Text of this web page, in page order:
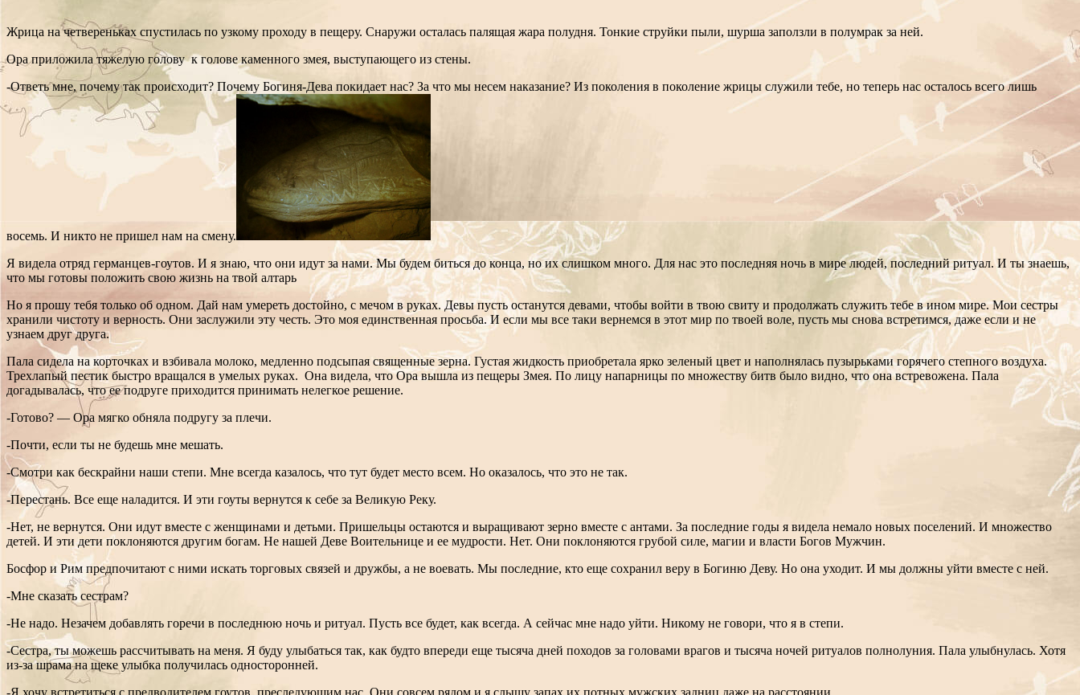
Жрица на четвереньках спустилась по узкому проходу в пещеру. Снаружи осталась палящая жара полудня. Тонкие струйки пыли, шурша заползли в полумрак за ней.
Ора приложила тяжелую голову к голове каменного змея, выступающего из стены.
-Ответь мне, почему так происходит? Почему Богиня-Дева покидает нас? За что мы несем наказание? Из поколения в поколение жрицы служили тебе, но теперь нас осталось всего лишь
восемь. И никто не пришел нам на смену.
Я видела отряд германцев-гоутов. И я знаю, что они идут за нами. Мы будем биться до конца, но их слишком много. Для нас это последняя ночь в мире людей, последний ритуал. И ты знаешь,
что мы готовы положить свою жизнь на твой алтарь
Но я прошу тебя только об одном. Дай нам умереть достойно, с мечом в руках. Девы пусть останутся девами, чтобы войти в твою свиту и продолжать служить тебе в ином мире. Мои сестры
хранили чистоту и верность. Они заслужили эту честь. Это моя единственная просьба. И если мы все таки вернемся в этот мир по твоей воле, пусть мы снова встретимся, даже если и не
узнаем друг друга.
Пала сидела на корточках и взбивала молоко, медленно подсыпая священные зерна. Густая жидкость приобретала ярко зеленый цвет и наполнялась пузырьками горячего степного воздуха.
Трехлапый пестик быстро вращался в умелых руках. Она видела, что Ора вышла из пещеры Змея. По лицу напарницы по множеству битв было видно, что она встревожена. Пала
догадывалась, что ее подруге приходится принимать нелегкое решение.
-Готово? — Ора мягко обняла подругу за плечи.
-Почти, если ты не будешь мне мешать.
-Смотри как бескрайни наши степи. Мне всегда казалось, что тут будет место всем. Но оказалось, что это не так.
-Перестань. Все еще наладится. И эти гоуты вернутся к себе за Великую Реку.
-Нет, не вернутся. Они идут вместе с женщинами и детьми. Пришельцы остаются и выращивают зерно вместе с антами. За последние годы я видела немало новых поселений. И множество
детей. И эти дети поклоняются другим богам. Не нашей Деве Воительнице и ее мудрости. Нет. Они поклоняются грубой силе, магии и власти Богов Мужчин.
Босфор и Рим предпочитают с ними искать торговых связей и дружбы, а не воевать. Мы последние, кто еще сохранил веру в Богиню Деву. Но она уходит. И мы должны уйти вместе с ней.
-Мне сказать сестрам?
-Не надо. Незачем добавлять горечи в последнюю ночь и ритуал. Пусть все будет, как всегда. А сейчас мне надо уйти. Никому не говори, что я в степи.
-Сестра, ты можешь рассчитывать на меня. Я буду улыбаться так, как будто впереди еще тысяча дней походов за головами врагов и тысяча ночей ритуалов полнолуния. Пала улыбнулась. Хотя
из-за шрама на щеке улыбка получилась односторонней.
-Я хочу встретиться с предводителем гоутов, преследующим нас. Они совсем рядом и я слышу запах их потных мужских задниц даже на расстоянии.